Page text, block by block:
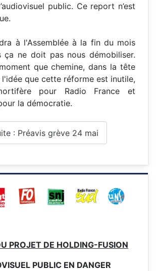
public. Ce report n’est
à l'Assemblée à la fin du mois
ça ne doit pas nous démobiliser.
que chemine, dans la tête
que cette réforme est inutile,
pour Radio France et
la démocratie.
: Préavis grève 24 mai
PROJET DE HOLDING-FUSION
PUBLIC EN DANGER